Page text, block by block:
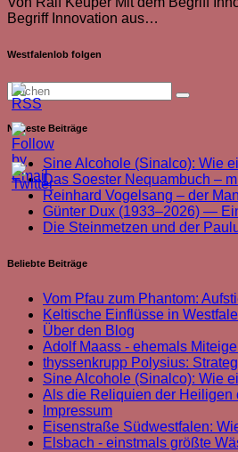
Begriff Innovation aus…
Westfalenlob folgen
Neueste Beiträge
Sine Alcohole (Sinalco): Wie
Das Soester Nequambuch –
Reinhard Vogelsang – der
Günter Dux (1933–2026) —
Die Steinmetzen und der
Beliebte Beiträge
Vom Pfau zum Phantom:
Keltische Einflüsse in
Über den Blog
Adolf Maass - ehemals
thyssenkrupp Polysius:
Sine Alcohole (Sinalco): Wie
Als die Reliquien der Heiligen
Impressum
Eisenstraße Südwestfalen:
Elsbach - einstmals größte